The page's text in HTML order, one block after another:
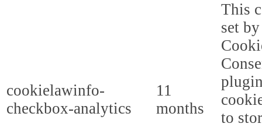
cookielawinfo-
checkbox-analytics
11
months
This
set
to